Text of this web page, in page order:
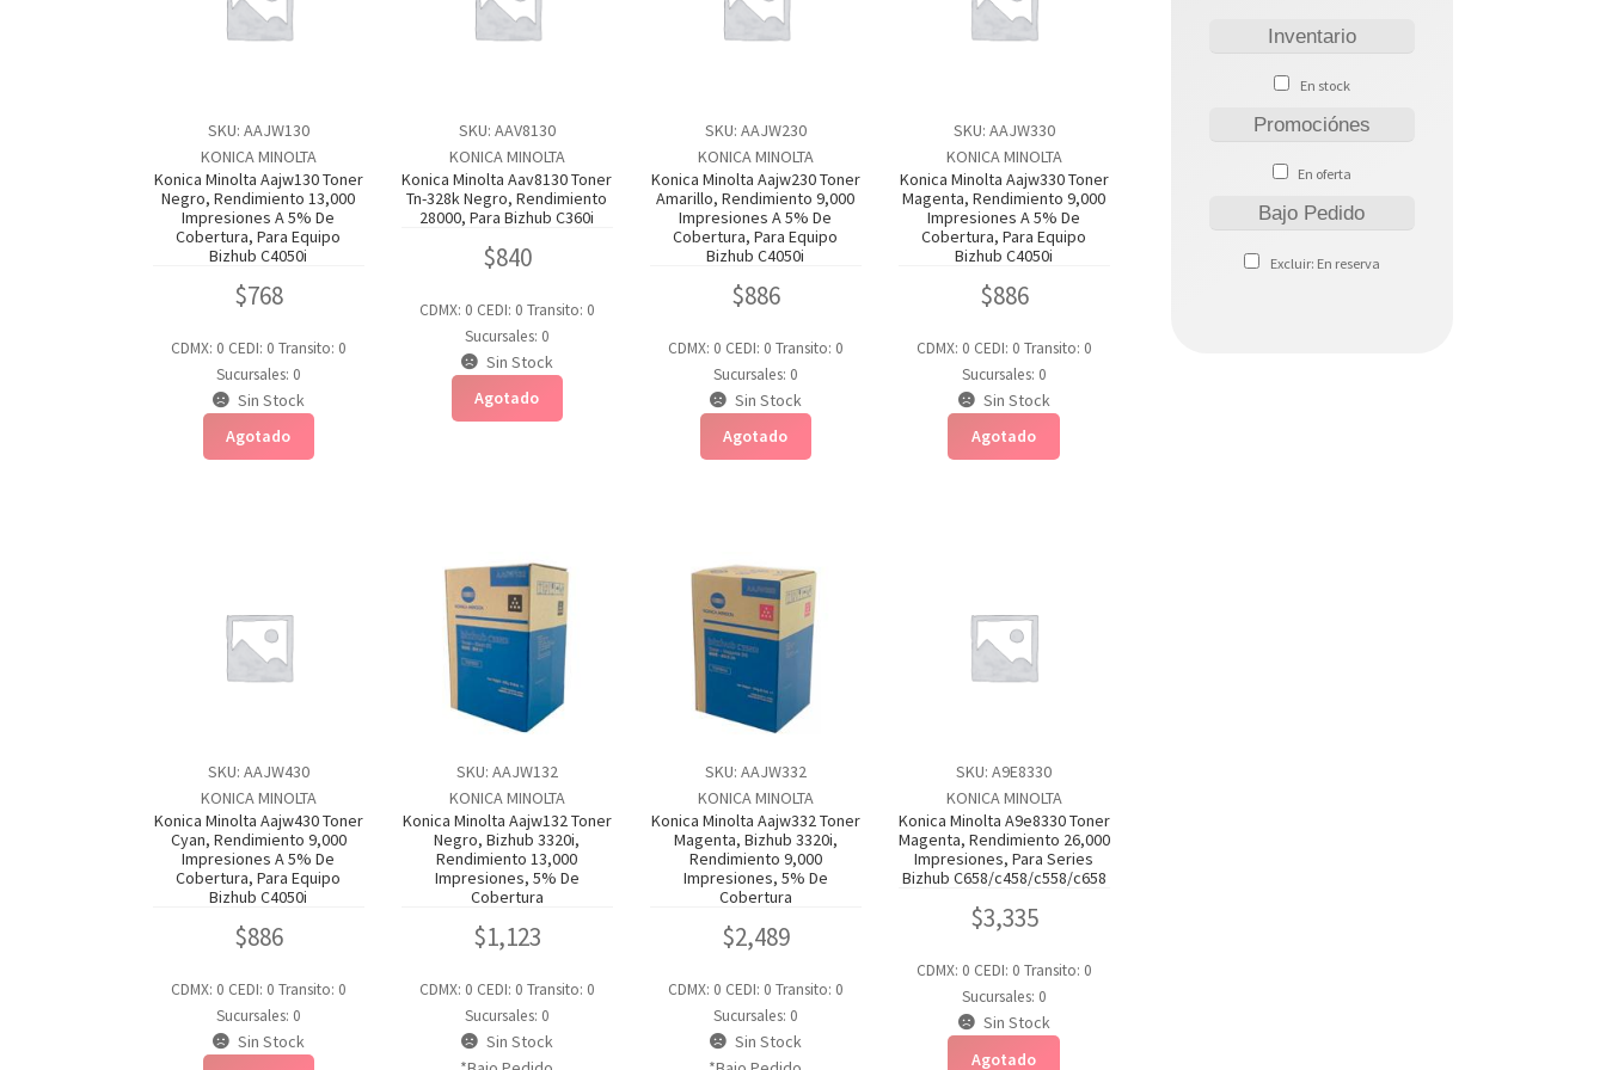
SKU: AAJW130
KONICA MINOLTA
Konica Minolta Aajw130 Toner
Negro, Rendimiento 13,000
Impresiones A 5% De
Cobertura, Para Equipo
Bizhub C4050i
$768
CDMX: 0 CEDI: 0 Transito: 0
Sucursales: 0
Sin Stock
Agotado
SKU: AAV8130
KONICA MINOLTA
Konica Minolta Aav8130 Toner
Tn-328k Negro, Rendimiento
28000, Para Bizhub C360i
$840
CDMX: 0 CEDI: 0 Transito: 0
Sucursales: 0
Sin Stock
Agotado
SKU: AAJW230
KONICA MINOLTA
Konica Minolta Aajw230 Toner
Amarillo, Rendimiento 9,000
Impresiones A 5% De
Cobertura, Para Equipo
Bizhub C4050i
$886
CDMX: 0 CEDI: 0 Transito: 0
Sucursales: 0
Sin Stock
Agotado
SKU: AAJW330
KONICA MINOLTA
Konica Minolta Aajw330 Toner
Magenta, Rendimiento 9,000
Impresiones A 5% De
Cobertura, Para Equipo
Bizhub C4050i
$886
CDMX: 0 CEDI: 0 Transito: 0
Sucursales: 0
Sin Stock
Agotado
SKU: AAJW430
KONICA MINOLTA
Konica Minolta Aajw430 Toner
Cyan, Rendimiento 9,000
Impresiones A 5% De
Cobertura, Para Equipo
Bizhub C4050i
$886
CDMX: 0 CEDI: 0 Transito: 0
Sucursales: 0
Sin Stock
SKU: AAJW132
KONICA MINOLTA
Konica Minolta Aajw132 Toner
Negro, Bizhub 3320i,
Rendimiento 13,000
Impresiones, 5% De
Cobertura
$1,123
CDMX: 0 CEDI: 0 Transito: 0
Sucursales: 0
Sin Stock
SKU: AAJW332
KONICA MINOLTA
Konica Minolta Aajw332 Toner
Magenta, Bizhub 3320i,
Rendimiento 9,000
Impresiones, 5% De
Cobertura
$2,489
CDMX: 0 CEDI: 0 Transito: 0
Sucursales: 0
Sin Stock
SKU: A9E8330
KONICA MINOLTA
Konica Minolta A9e8330 Toner
Magenta, Rendimiento 26,000
Impresiones, Para Series
Bizhub C658/c458/c558/c658
$3,335
CDMX: 0 CEDI: 0 Transito: 0
Sucursales: 0
Sin Stock
Agotado
Inventario
En stock
Promociónes
En oferta
Bajo Pedido
Excluir: En reserva